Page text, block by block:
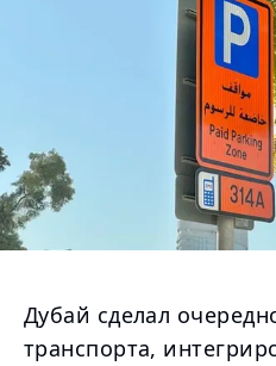
Дубай сделал
транспорта,